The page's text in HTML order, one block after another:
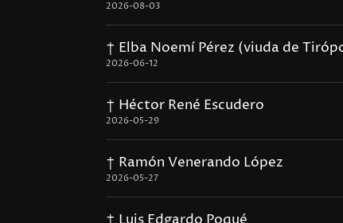
2026-08-03
† Elba Noemí Pérez (viuda de
2026-06-12
† Héctor René Escudero
2026-05-29
† Ramón Venerando López
2026-05-27